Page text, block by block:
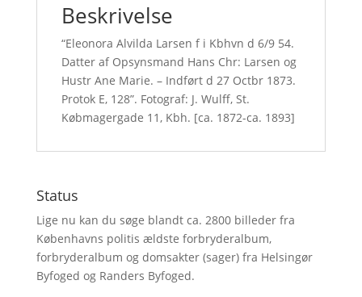
Beskrivelse
“Eleonora Alvilda Larsen f i Kbhvn d 6/9 54.
Datter af Opsynsmand Hans Chr: Larsen og
Hustr Ane Marie. – Indført d 27 Octbr 1873.
Protok E, 128”. Fotograf: J. Wulff, St.
Købmagergade 11, Kbh. [ca. 1872-ca. 1893]
Status
Lige nu kan du søge blandt ca. 2800 billeder fra
Københavns politis ældste forbryderalbum,
forbryderalbum og domsakter (sager) fra Helsingør
Byfoged og Randers Byfoged.